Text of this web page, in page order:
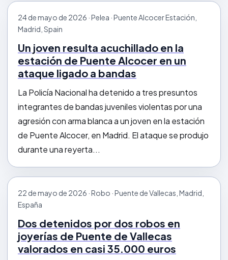
24 de mayo de 2026 · Pelea · Puente Alcocer Estación,
Madrid, Spain
Un joven resulta acuchillado en la
estación de Puente Alcocer en un
ataque ligado a bandas
La Policía Nacional ha detenido a tres presuntos
integrantes de bandas juveniles violentas por una
agresión con arma blanca a un joven en la estación
de Puente Alcocer, en Madrid. El ataque se produjo
durante una reyerta...
22 de mayo de 2026 · Robo · Puente de Vallecas, Madrid,
España
Dos detenidos por dos robos en
joyerías de Puente de Vallecas
valorados en casi 35.000 euros